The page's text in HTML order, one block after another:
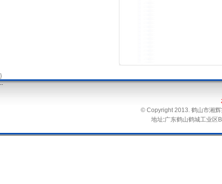
}
..
© Copyright 2013. 鹤山市湘
地址:广东鹤山鹤城工业区